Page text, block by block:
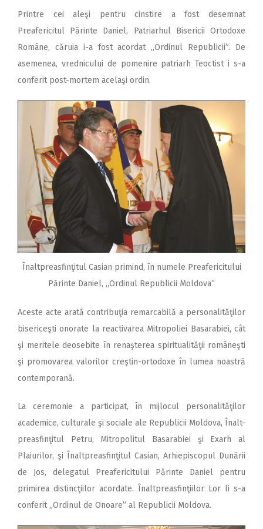
Printre cei aleşi pentru cinstire a fost desemnat
Preafericitul Părinte Daniel, Patriarhul Bisericii Ortodoxe
Române, căruia i-a fost acordat „Ordinul Republicii”. De
asemenea, vrednicului de pomenire patriarh Teoctist i s-a
conferit post-mortem acelaşi ordin.
Înaltpreasfinţitul Casian primind, în numele Preafericitului
Părinte Daniel, ,,Ordinul Republicii Moldova”
Aceste acte arată contribuţia remarcabilă a personalităţilor
bisericeşti onorate la reactivarea Mitropoliei Basarabiei, cât
şi meritele deosebite în renaşterea spiritualităţii româneşti
şi promovarea valorilor creştin-ortodoxe în lumea noastră
contemporană.
La ceremonie a participat, în mijlocul personalităţilor
academice, culturale şi sociale ale Republicii Moldova, Înalt-
preasfinţitul Petru, Mitropolitul Basarabiei şi Exarh al
Plaiurilor, şi Înaltpreasfinţitul Casian, Arhiepiscopul Dunării
de Jos, delegatul Preafericitului Părinte Daniel pentru
primirea distincţiilor acordate. Înaltpreasfinţiilor Lor li s-a
conferit „Ordinul de Onoare” al Republicii Moldova.